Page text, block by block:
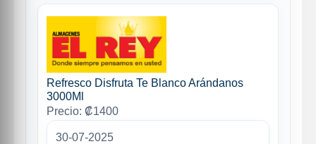
Refresco Disfruta Te Blanco Arándanos
3000Ml
Precio: ₡1400
30-07-2025